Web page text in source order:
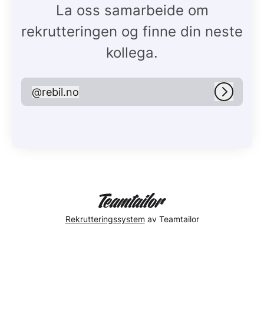
La oss samarbeide om
rekrutteringen og finne din neste
kollega.
rebil.no
@rebil.no Logg
Rekrutteringssystem av Teamtailor